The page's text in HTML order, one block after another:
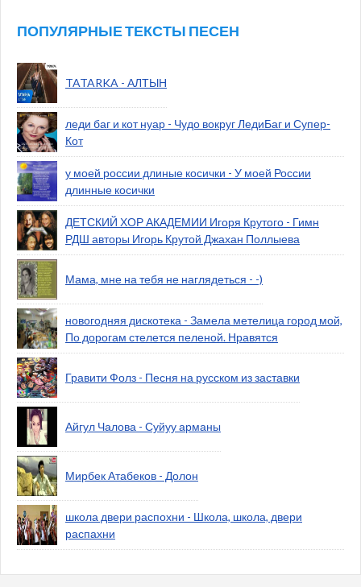
ПОПУЛЯРНЫЕ ТЕКСТЫ ПЕСЕН
TATARKA - АЛТЫН
леди баг и кот нуар - Чудо вокруг ЛедиБаг и Супер-
Кот
у моей россии длиные косички - У моей России
длинные косички
ДЕТСКИЙ ХОР АКАДЕМИИ Игоря Крутого - Гимн
РДШ авторы Игорь Крутой Джахан Поллыева
Мама, мне на тебя не наглядеться - -)
новогодняя дискотека - Замела метелица город мой,
По дорогам стелется пеленой. Нравятся
Гравити Фолз - Песня на русском из заставки
Айгул Чалова - Суйуу арманы
Мирбек Атабеков - Долон
школа двери распохни - Школа, школа, двери
распахни